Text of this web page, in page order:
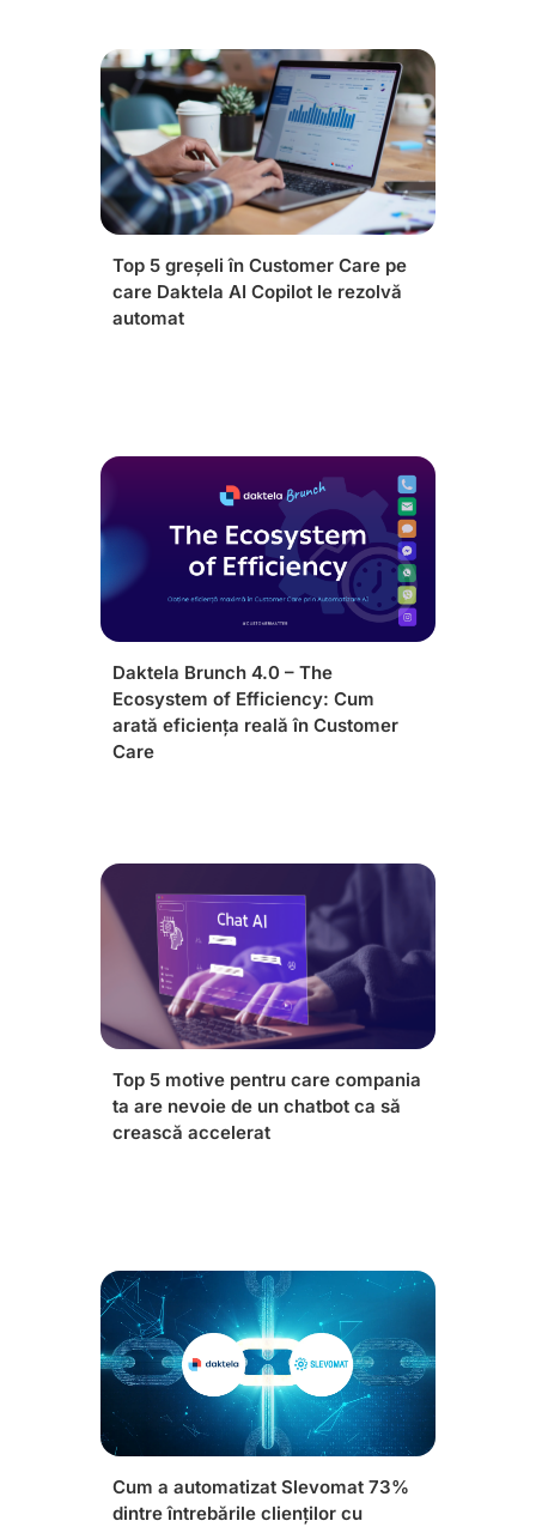
Top 5 greșeli în Customer Care pe
care Daktela AI Copilot le rezolvă
automat
Daktela Brunch 4.0 – The
Ecosystem of Efficiency: Cum
arată eficiența reală în Customer
Care
Top 5 motive pentru care compania
ta are nevoie de un chatbot ca să
crească accelerat
Cum a automatizat Slevomat 73%
dintre întrebările clienților cu